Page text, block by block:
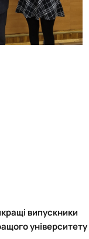
випускники
університету